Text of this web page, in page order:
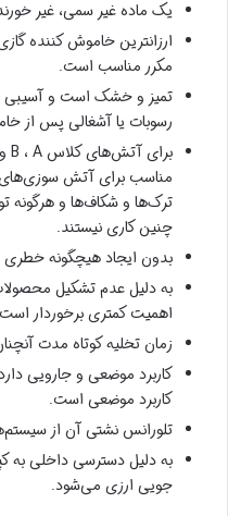
یک ماده غیر سمی، غیر
ارزانترین خاموش کننده
مکرر مناسب است.
تمیز و خشک است و آسیبی
رسوبات یا آشغالی پس از
مناسب برای آتش
ترک‌ها و شکاف‌ها و هرگونه
چنین کاری نیستند.
بدون ایجاد هیچگونه خطری
به دلیل عدم تشکیل
اهمیت کمتری برخوردار
زمان تخلیه کوتاه مدت
کاربرد موضعی و جارویی
کاربرد موضعی است.
تلورانس نشتی آن از
جویی ارزی می‌شود.